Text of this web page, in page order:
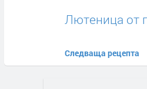
Лютеница от
Следваща рецепта